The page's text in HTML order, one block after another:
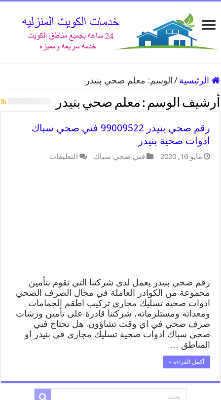
الرئيسية / الوسم: معلم صحي بنيدر
أرشيف الوسم : معلم صحي بنيدر
رقم صحي بنيدر 99009522 فني صحي سباك
ادوات صحية بنيدر
مايو 16, 2020 فني صحي سباك التعليقات
رقم صحي بنيدر يعمل لدى شركتنا التي تقوم بتأمين
مجموعة من الكوادر العاملة في مجال الصرف الصحي
ادوات صحية تسليك مجاري تركيب اطقم الجمامات
ومعداته ومستلزماته، شركتنا قادرة على تأمين ورشات
صرف صحي في اي وقت تشاؤون. هل تحتاج فني
صحي سباك ادوات صحية تسليك مجاري في بنيدر او
المناطق …
أكمل القراءة »